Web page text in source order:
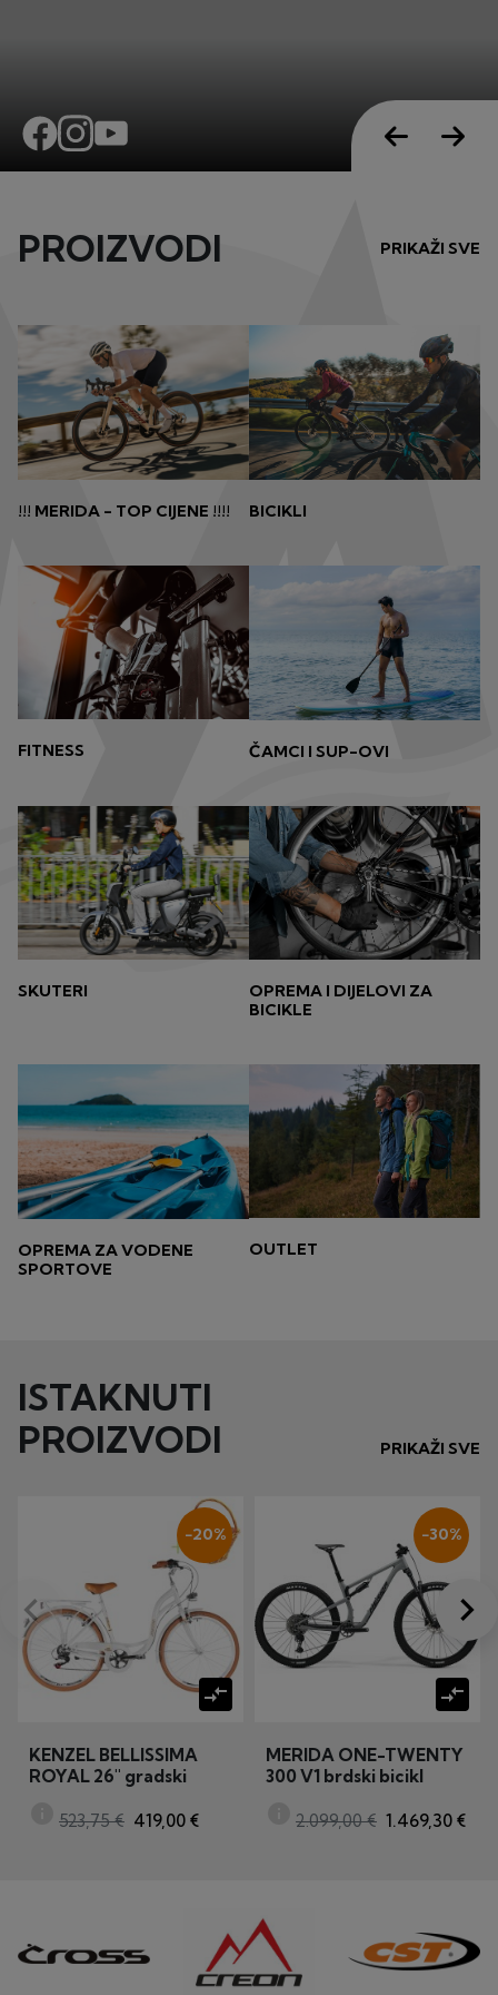
PROIZVODI PRIKAŽI SVE
!!! MERIDA - TOP CIJENE !!!! BICIKLI
FITNESS ČAMCI I SUP-OVI
SKUTERI
OPREMA I DIJELOVI ZA
BICIKLE
OPREMA ZA VODENE
SPORTOVE
OUTLET
ISTAKNUTI
PROIZVODI
PRIKAŽI SVE
−20%
compare_arrows
KENZEL BELLISSIMA
ROYAL 26" gradski
523,75 € 419,00 €
−30%
compare_arrows
MERIDA ONE-TWENTY
300 V1 brdski bicikl
2.099,00 € 1.469,30 €
Prije
keyboard_arrow_left keyboard_arrow_right